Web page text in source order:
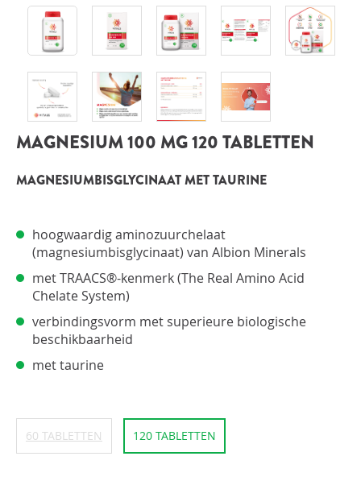
MAGNESIUM 100 MG 120 TABLETTEN
MAGNESIUMBISGLYCINAAT MET TAURINE
hoogwaardig aminozuurchelaat
(magnesiumbisglycinaat) van Albion Minerals
met TRAACS®-kenmerk (The Real Amino Acid
Chelate System)
verbindingsvorm met superieure biologische
beschikbaarheid
met taurine
60 TABLETTEN 120 TABLETTEN